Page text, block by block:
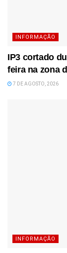
INFORMAÇÃO
IP3 cortado
feira na zona
7 DE AGOSTO, 2026
INFORMAÇÃO